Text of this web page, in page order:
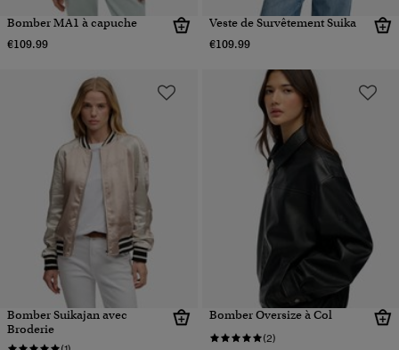
Bomber MA1 à capuche
€109.99
Veste de Survêtement Suika
€109.99
Bomber Suikajan avec
Broderie
Bomber Oversize à Col
(2)